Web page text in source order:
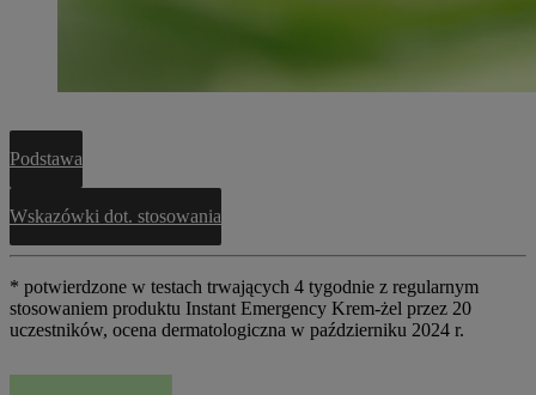
Podstawa
Wskazówki dot. stosowania
* potwierdzone w testach trwających 4 tygodnie z regularnym
stosowaniem produktu Instant Emergency Krem-żel przez 20
uczestników, ocena dermatologiczna w październiku 2024 r.